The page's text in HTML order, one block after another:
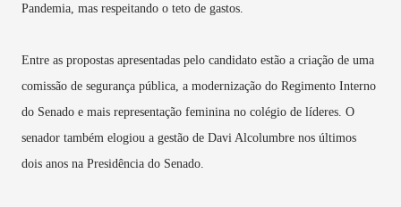
Pandemia, mas respeitando o teto de gastos.
Entre as propostas apresentadas pelo candidato estão a criação de uma
comissão de segurança pública, a modernização do Regimento Interno
do Senado e mais representação feminina no colégio de líderes. O
senador também elogiou a gestão de Davi Alcolumbre nos últimos
dois anos na Presidência do Senado.